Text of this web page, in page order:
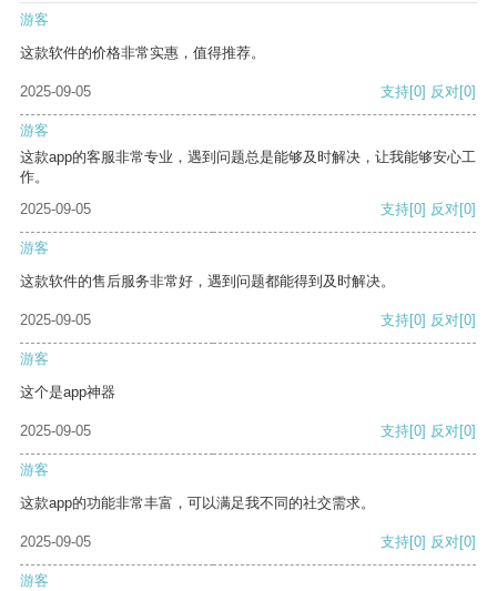
游客
这款软件的价格非常实惠，值得推荐。
2025-09-05 支持[0] 反对[0]
游客
这款app的客服非常专业，遇到问题总是能够及时解决，让我能够安心工
作。
2025-09-05
支持[0] 反对[0]
游客
这款软件的售后服务非常好，遇到问题都能得到及时解决。
2025-09-05 支持[0] 反对[0]
游客
这个是app神器
2025-09-05 支持[0] 反对[0]
游客
这款app的功能非常丰富，可以满足我不同的社交需求。
2025-09-05 支持[0] 反对[0]
游客